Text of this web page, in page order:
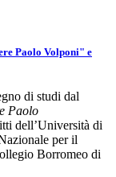
Paolo Volponi" e
di studi dal
Paolo
dell’Università di
per il
Borromeo di